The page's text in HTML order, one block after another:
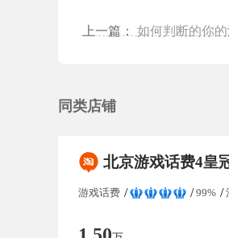
上一篇： 如何判断的你的淘
同类店铺
北京游戏话费4皇冠个人淘宝店铺出售/转让 好评率高于99% 保证金无需退
游戏话费 99%